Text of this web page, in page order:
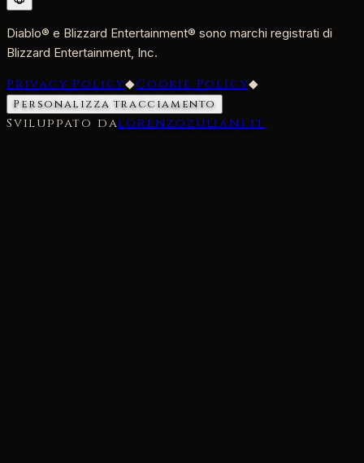
Diablo® e Blizzard Entertainment® sono marchi registrati di
Blizzard Entertainment, Inc.
Privacy Policy◆Cookie Policy◆
Personalizza tracciamento
Sviluppato dalorenzozuliani.it